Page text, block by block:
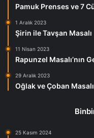
Pamuk Prenses ve 7
1 Aralık 2023
Şirin ile Tavşan Masalı
11 Nisan 2023
Rapunzel Masalı’nın
29 Aralık 2023
Oğlak ve Çoban Masalı
25 Kasım 2024